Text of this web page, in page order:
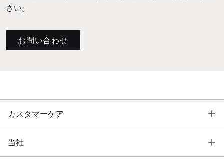
さい。
お問い合わせ
カスタマーケア
当社